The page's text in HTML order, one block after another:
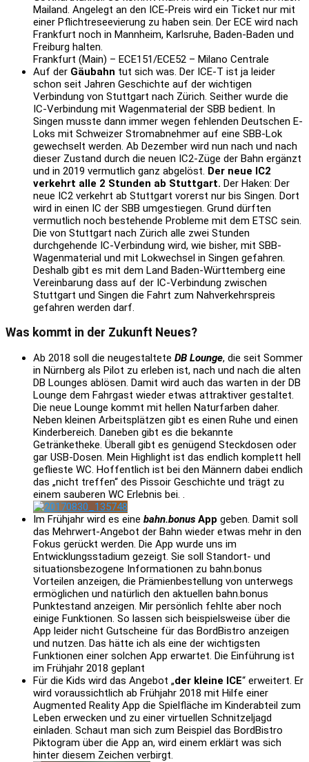
Mailand. Angelegt an den ICE-Preis wird ein Ticket nur mit
einer Pflichtreseevierung zu haben sein. Der ECE wird nach
Frankfurt noch in Mannheim, Karlsruhe, Baden-Baden und
Freiburg halten.
Frankfurt (Main) – ECE151/ECE52 – Milano Centrale
Auf der Gäubahn tut sich was. Der ICE-T ist ja leider
schon seit Jahren Geschichte auf der wichtigen
Verbindung von Stuttgart nach Zürich. Seither wurde die
IC-Verbindung mit Wagenmaterial der SBB bedient. In
Singen musste dann immer wegen fehlenden Deutschen E-
Loks mit Schweizer Stromabnehmer auf eine SBB-Lok
gewechselt werden. Ab Dezember wird nun nach und nach
dieser Zustand durch die neuen IC2-Züge der Bahn ergänzt
und in 2019 vermutlich ganz abgelöst. Der neue IC2
verkehrt alle 2 Stunden ab Stuttgart. Der Haken: Der
neue IC2 verkehrt ab Stuttgart vorerst nur bis Singen. Dort
wird in einen IC der SBB umgestiegen. Grund dürften
vermutlich noch bestehende Probleme mit dem ETSC sein.
Die von Stuttgart nach Zürich alle zwei Stunden
durchgehende IC-Verbindung wird, wie bisher, mit SBB-
Wagenmaterial und mit Lokwechsel in Singen gefahren.
Deshalb gibt es mit dem Land Baden-Württemberg eine
Vereinbarung dass auf der IC-Verbindung zwischen
Stuttgart und Singen die Fahrt zum Nahverkehrspreis
gefahren werden darf.
Was kommt in der Zukunft Neues?
Ab 2018 soll die neugestaltete DB Lounge, die seit Sommer
in Nürnberg als Pilot zu erleben ist, nach und nach die alten
DB Lounges ablösen. Damit wird auch das warten in der DB
Lounge dem Fahrgast wieder etwas attraktiver gestaltet.
Die neue Lounge kommt mit hellen Naturfarben daher.
Neben kleinen Arbeitsplätzen gibt es einen Ruhe und einen
Kinderbereich. Daneben gibt es die bekannte
Getränketheke. Überall gibt es genügend Steckdosen oder
gar USB-Dosen. Mein Highlight ist das endlich komplett hell
geflieste WC. Hoffentlich ist bei den Männern dabei endlich
das „nicht treffen“ des Pissoir Geschichte und trägt zu
einem sauberen WC Erlebnis bei. .
Im Frühjahr wird es eine bahn.bonus App geben. Damit soll
das Mehrwert-Angebot der Bahn wieder etwas mehr in den
Fokus gerückt werden. Die App wurde uns im
Entwicklungsstadium gezeigt. Sie soll Standort- und
situationsbezogene Informationen zu bahn.bonus
Vorteilen anzeigen, die Prämienbestellung von unterwegs
ermöglichen und natürlich den aktuellen bahn.bonus
Punktestand anzeigen. Mir persönlich fehlte aber noch
einige Funktionen. So lassen sich beispielsweise über die
App leider nicht Gutscheine für das BordBistro anzeigen
und nutzen. Das hätte ich als eine der wichtigsten
Funktionen einer solchen App erwartet. Die Einführung ist
im Frühjahr 2018 geplant
Für die Kids wird das Angebot „der kleine ICE“ erweitert. Er
wird voraussichtlich ab Frühjahr 2018 mit Hilfe einer
Augmented Reality App die Spielfläche im Kinderabteil zum
Leben erwecken und zu einer virtuellen Schnitzeljagd
einladen. Schaut man sich zum Beispiel das BordBistro
Piktogram über die App an, wird einem erklärt was sich
hinter diesem Zeichen verbirgt.